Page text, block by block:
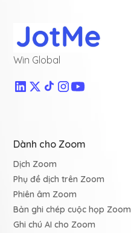
Win Global
Dành cho Zoom
Dịch Zoom
Phụ đề dịch trên Zoom
Phiên âm Zoom
Bản ghi chép cuộc họp Zoom
Ghi chú AI cho Zoom